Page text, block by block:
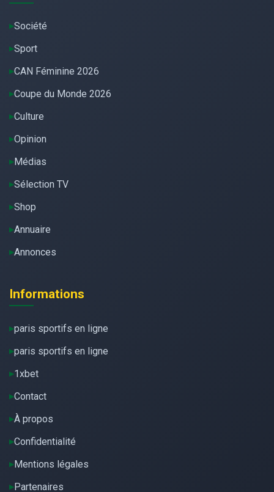
Société
Sport
CAN Féminine 2026
Coupe du Monde 2026
Culture
Opinion
Médias
Sélection TV
Shop
Annuaire
Annonces
Informations
paris sportifs en ligne
paris sportifs en ligne
1xbet
Contact
À propos
Confidentialité
Mentions légales
Partenaires